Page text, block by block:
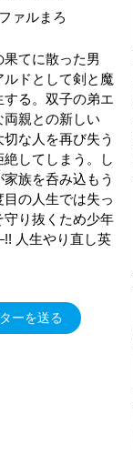
ァルまろ
てに散った男
ドとして剣と魔
る。双子の弟エ
両親との新しい
な人を再び失う
してしまう。し
族を呑み込もう
の人生では失っ
守り抜くため少年
人生やり直し英
ーを送る